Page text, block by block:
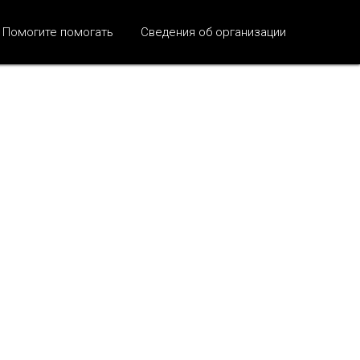
Помогите помогать Сведения об организации